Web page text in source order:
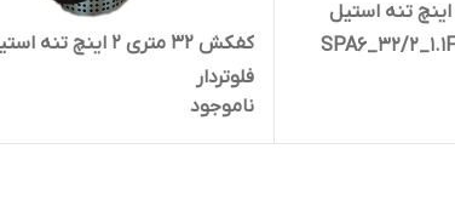
کفکش ۳۲ متری ۲ اینچ تنه استیل
کفکش ۳۲ متری ۲ اینچ تنه
فلوتردار
ناموجود